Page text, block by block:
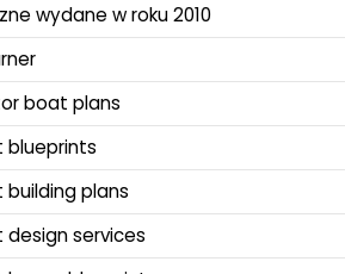
wydane w roku 2010
boat plans
blueprints
plans
services